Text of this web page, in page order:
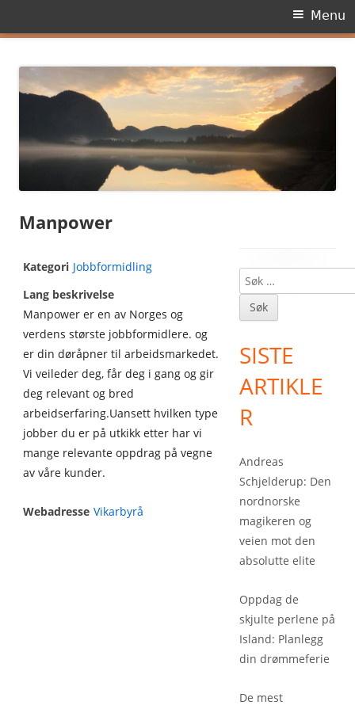
content
Menu
Manpower
Kategori Jobbformidling
Lang beskrivelse
Manpower er en av Norges og
verdens største jobbformidlere. og
er din døråpner til arbeidsmarkedet.
Vi veileder deg, får deg i gang og gir
deg relevant og bred
arbeidserfaring.Uansett hvilken type
jobber du er på utkikk etter har vi
mange relevante oppdrag på vegne
av våre kunder.
Webadresse Vikarbyrå
Main
Sidebar
Søk
etter:
SISTE
ARTIKLE
R
Andreas
Schjelderup: Den
nordnorske
magikeren og
veien mot den
absolutte elite
Oppdag de
skjulte perlene på
Island: Planlegg
din drømmeferie
De mest